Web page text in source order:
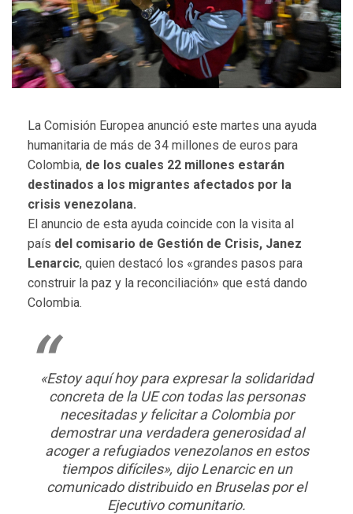
La Comisión Europea anunció este martes una ayuda
humanitaria de más de 34 millones de euros para
Colombia, de los cuales 22 millones estarán
destinados a los migrantes afectados por la
crisis venezolana.
El anuncio de esta ayuda coincide con la visita al
país del comisario de Gestión de Crisis, Janez
Lenarcic, quien destacó los «grandes pasos para
construir la paz y la reconciliación» que está dando
Colombia.
«Estoy aquí hoy para expresar la solidaridad
concreta de la UE con todas las personas
necesitadas y felicitar a Colombia por
demostrar una verdadera generosidad al
acoger a refugiados venezolanos en estos
tiempos difíciles», dijo Lenarcic en un
comunicado distribuido en Bruselas por el
Ejecutivo comunitario.